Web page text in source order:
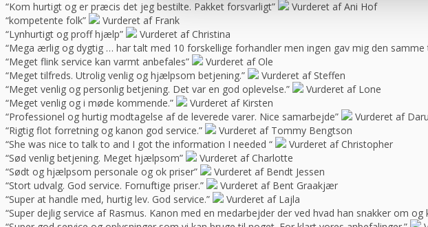
“Kom hurtigt og er præcis det jeg bestilte. Pakket forsvarligt”
Vurderet af Ani Hof
“kompetente folk”
Vurderet af Frank
“Lynhurtigt og proff hjælp”
Vurderet af Christina
“Mega ærlig og dygtig … har talt med 10 forskellige forhandler men ingen gav mig den samme
“Meget flink service kan varmt anbefales”
Vurderet af Ole
“Meget tilfreds. Utrolig venlig og hjælpsom betjening.”
Vurderet af Steffen
“Meget venlig og personlig betjening. Det var en god oplevelse.”
Vurderet af Lone
“Meget venlig og i møde kommende.”
Vurderet af Kirsten
“Professionel og hurtig modtagelse af de leverede varer. Nice samarbejde”
Vurderet af
“Rigtig flot forretning og kanon god service.”
Vurderet af Tommy Bengtson
“She was nice to talk to and I got the information I needed “
Vurderet af Christopher
“Sød venlig betjening. Meget hjælpsom”
Vurderet af Charlotte
“Sødt og hjælpsom personale og ok priser”
Vurderet af Bendt Jessen
“Stort udvalg. God service. Fornuftige priser.”
Vurderet af Bent Graakjær
“Super at handle med, hurtig lev. God service.”
Vurderet af Lajla
“Super dejlig service af Rasmus. Kanon med en medarbejder der ved hvad han snakker om og